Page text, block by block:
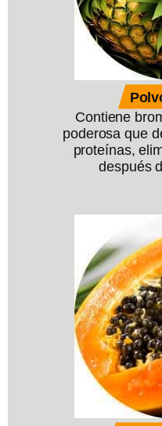
Contiene
poderosa que
proteínas,
después